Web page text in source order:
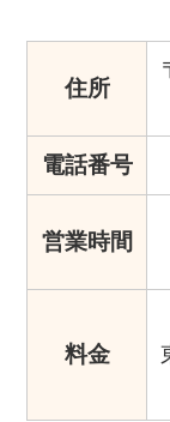
住所
電話番号
営業時間
料金